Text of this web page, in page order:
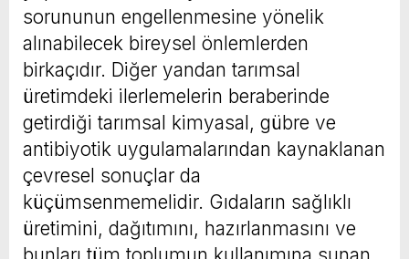
sorununun engellenmesine yönelik
alınabilecek bireysel önlemlerden
birkaçıdır. Diğer yandan tarımsal
üretimdeki ilerlemelerin beraberinde
getirdiği tarımsal kimyasal, gübre ve
antibiyotik uygulamalarından kaynaklanan
çevresel sonuçlar da
küçümsenmemelidir. Gıdaların sağlıklı
üretimini, dağıtımını, hazırlanmasını ve